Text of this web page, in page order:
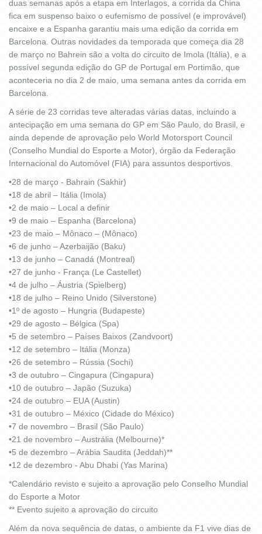
duas semanas após a etapa em Interlagos, a corrida da China
fica em suspenso baixo o eufemismo de possível (e improvável)
encaixe e a Espanha garantiu mais uma edição da corrida em
Barcelona. Outras novidades da temporada que começa dia 28
de março no Bahrein são a volta do circuito de Imola (Itália), e a
possível segunda edição do GP de Portugal em Portimão, que
aconteceria no dia 2 de maio, uma semana antes da corrida em
Barcelona.
A série de 23 corridas teve alteradas várias datas, incluindo a
antecipação em uma semana do GP em São Paulo, do Brasil, e
ainda depende de aprovação pelo World Motorsport Council
(Conselho Mundial do Esporte a Motor), órgão da Federação
Internacional do Automóvel (FIA) para assuntos desportivos.
•28 de março - Bahrain (Sakhir)
•18 de abril – Itália (Imola)
•2 de maio – Local a definir
•9 de maio – Espanha (Barcelona)
•23 de maio – Mônaco – (Mônaco)
•6 de junho – Azerbaijão (Baku)
•13 de junho – Canadá (Montreal)
•27 de junho - França (Le Castellet)
•4 de julho – Áustria (Spielberg)
•18 de julho – Reino Unido (Silverstone)
•1º de agosto – Hungria (Budapeste)
•29 de agosto – Bélgica (Spa)
•5 de setembro – Países Baixos (Zandvoort)
•12 de setembro – Itália (Monza)
•26 de setembro – Rússia (Sochi)
•3 de outubro – Cingapura (Cingapura)
•10 de outubro – Japão (Suzuka)
•24 de outubro – EUA (Austin)
•31 de outubro – México (Cidade do México)
•7 de novembro – Brasil (São Paulo)
•21 de novembro – Austrália (Melbourne)*
•5 de dezembro – Arábia Saudita (Jeddah)**
•12 de dezembro - Abu Dhabi (Yas Marina)
*Calendário revisto e sujeito a aprovação pelo Conselho Mundial
do Esporte a Motor
** Evento sujeito a aprovação do circuito
Além da nova sequência de datas, o ambiente da F1 vive dias de